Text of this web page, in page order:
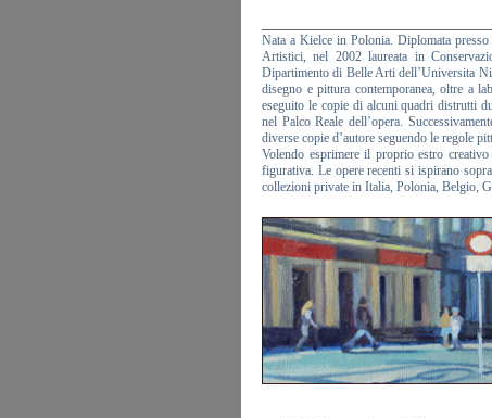
Nata a Kielce in Polonia. Diplomata
Artistici, nel 2002 laureata in
Dipartimento di Belle Arti dell’Universita
disegno e pittura contemporanea, oltre a
eseguito le copie di alcuni quadri distrutti
nel Palco Reale dell’opera.
diverse copie d’autore seguendo le regole
Volendo esprimere il proprio estro
figurativa. Le opere recenti si ispirano
collezioni private in Italia, Polonia, Belgio,